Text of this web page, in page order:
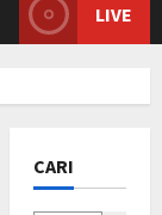
LIVE
CARI